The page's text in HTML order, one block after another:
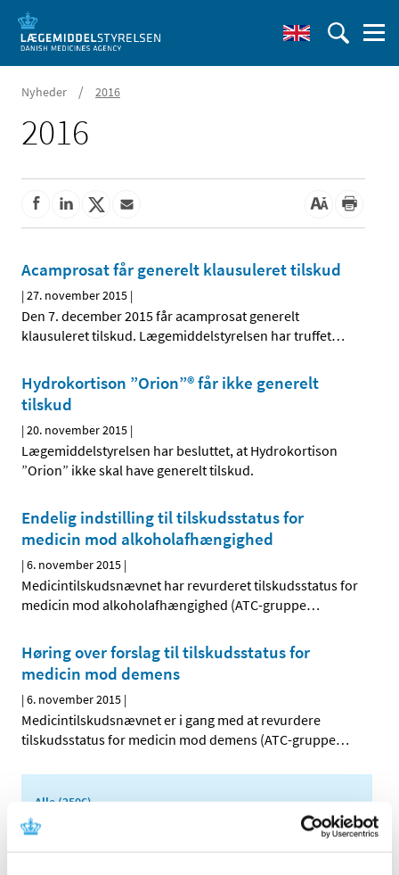
Nyheder / 2016
2016
Acamprosat får generelt klausuleret tilskud
|27. november 2015 |
Den 7. december 2015 får acamprosat generelt
klausuleret tilskud. Lægemiddelstyrelsen har truffet…
Hydrokortison ”Orion”® får ikke generelt
tilskud
|20. november 2015 |
Lægemiddelstyrelsen har besluttet, at Hydrokortison
”Orion” ikke skal have generelt tilskud.
Endelig indstilling til tilskudsstatus for
medicin mod alkoholafhængighed
|6. november 2015 |
Medicintilskudsnævnet har revurderet tilskudsstatus for
medicin mod alkoholafhængighed (ATC-gruppe…
Høring over forslag til tilskudsstatus for
medicin mod demens
|6. november 2015 |
Medicintilskudsnævnet er i gang med at revurdere
tilskudsstatus for medicin mod demens (ATC-gruppe…
Alle (2506)
TID